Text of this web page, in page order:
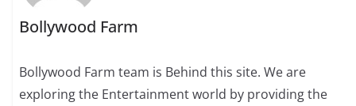
Bollywood Farm
Bollywood Farm team is Behind this site. We are
exploring the Entertainment world by providing the